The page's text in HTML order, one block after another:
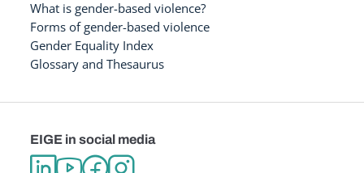
What is gender-based violence?
Forms of gender-based violence
Gender Equality Index
Glossary and Thesaurus
EIGE in social media